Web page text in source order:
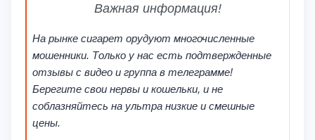
Важная информация!
На рынке сигарет орудуют многочисленные
мошенники. Только у нас есть подтвержденные
отзывы с видео и группа в телеграмме!
Берегите свои нервы и кошельки, и не
соблазняйтесь на ультра низкие и смешные
цены.